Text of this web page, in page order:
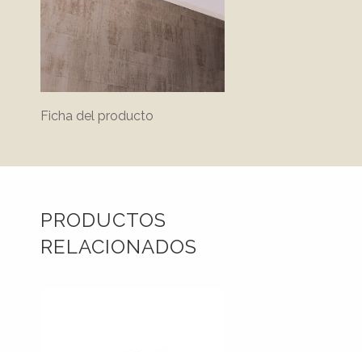
Ficha del producto
PRODUCTOS
RELACIONADOS